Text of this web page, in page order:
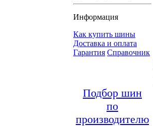
Информация
Как купить шины
Доставка и оплата
Гарантия Справочник
Подбор шин
по
производителю